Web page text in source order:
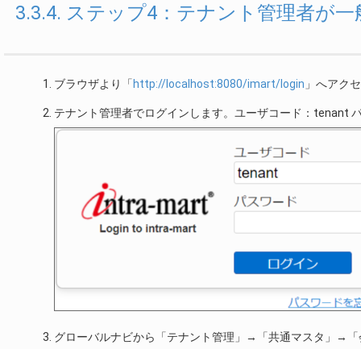
3.3.4. ステップ4：テナント管理者が
ブラウザより「 http://localhost:8080/imart/login 」へアク
テナント管理者でログインします。ユーザコード：tenant
グローバルナビから「テナント管理」→「共通マスタ」→